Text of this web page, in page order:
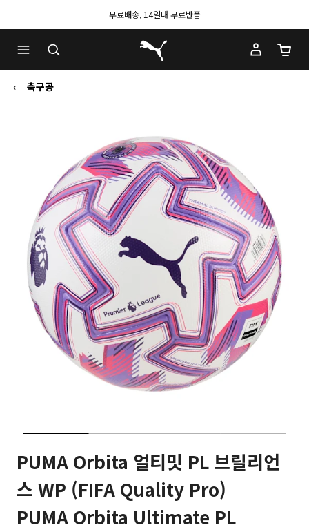
무료배송, 14일내 무료반품
푸마 홈
장바
축구공
PUMA Orbita 얼티밋 PL 브릴리언
스 WP (FIFA Quality Pro)
PUMA Orbita Ultimate PL